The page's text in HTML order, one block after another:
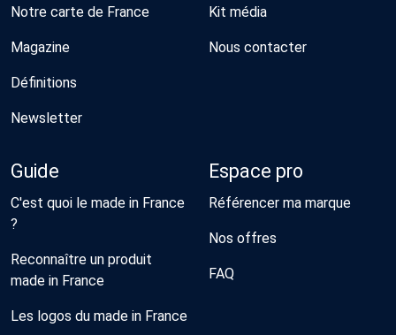
Notre carte de France
Magazine
Définitions
Newsletter
Kit média
Nous contacter
Guide
C'est quoi le made in France
?
Reconnaître un produit
made in France
Les logos du made in France
Espace pro
Référencer ma marque
Nos offres
FAQ